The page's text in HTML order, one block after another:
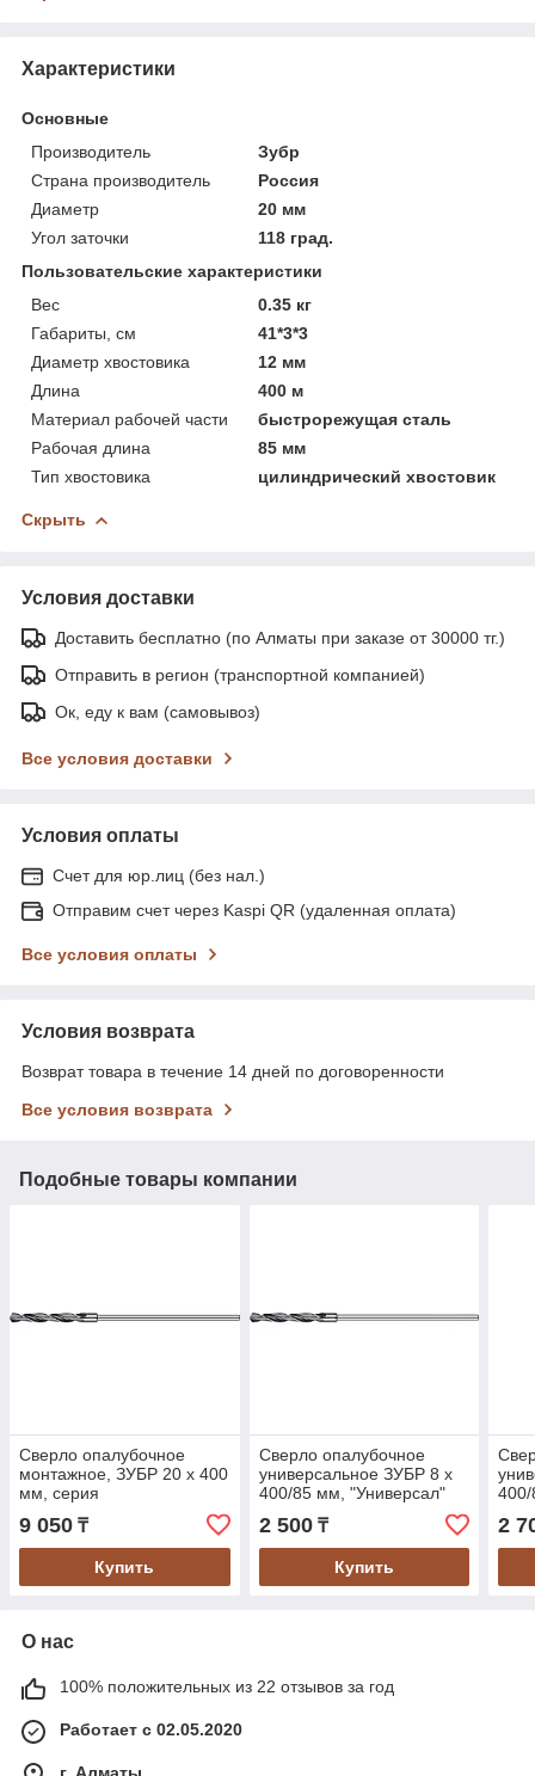
Характеристики
Основные
Производитель
Зубр
Страна производитель
Россия
Диаметр
20 мм
Угол заточки
118 град.
Пользовательские характеристики
Вес
0.35 кг
Габариты, см
41*3*3
Диаметр хвостовика
12 мм
Длина
400 м
Материал рабочей части
быстрорежущая сталь
Рабочая длина
85 мм
Тип хвостовика
цилиндрический хвостовик
Скрыть
Условия доставки
Доставить бесплатно (по Алматы при заказе от 30000 тг.)
Отправить в регион (транспортной компанией)
Ок, еду к вам (самовывоз)
Все условия доставки
Условия оплаты
Счет для юр.лиц (без нал.)
Отправим счет через Kaspi QR (удаленная оплата)
Все условия оплаты
Условия возврата
Возврат товара в течение 14 дней по договоренности
Все условия возврата
Подобные товары компании
Сверло опалубочное
монтажное, ЗУБР 20 х 400
мм, серия
"Профессионал" (29390-
400-20_z02)
9 050 ₸
Купить
Сверло опалубочное
универсальное ЗУБР 8 x
400/85 мм, "Универсал"
(29390-400-08_z01)
2 500₸
Купить
2
О нас
100% положительных из 22 отзывов за год
Работает с 02.05.2020